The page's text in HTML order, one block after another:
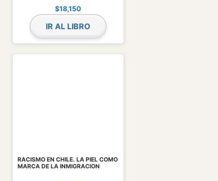
$18,150
IR AL LIBRO
RACISMO EN CHILE. LA PIEL COMO
MARCA DE LA INMIGRACION